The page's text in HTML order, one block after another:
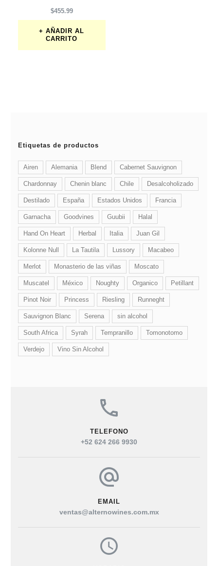
$455.99
AÑADIR AL
CARRITO
Etiquetas de productos
Airen Alemania Blend Cabernet Sauvignon
Chardonnay Chenin blanc Chile Desalcoholizado
Destilado España Estados Unidos Francia
Garnacha Goodvines Guubii Halal
Hand On Heart Herbal Italia Juan Gil
Kolonne Null La Tautila Lussory Macabeo
Merlot Monasterio de las viñas Moscato
Muscatel México Noughty Organico Petillant
Pinot Noir Princess Riesling Runneght
Sauvignon Blanc Serena sin alcohol
South Africa Syrah Tempranillo Tomonotomo
Verdejo Vino Sin Alcohol
TELEFONO
+52 624 266 9930
EMAIL
ventas@alternowines.com.mx